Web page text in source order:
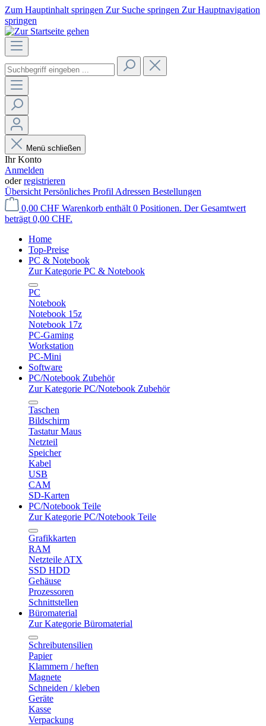
Zum Hauptinhalt springen Zur Suche springen Zur Hauptnavigation
springen
Menü schließen
Ihr Konto
Anmelden
oderregistrieren
Übersicht Persönliches Profil Adressen Bestellungen
0,00 CHF Warenkorb enthält 0 Positionen. Der Gesamtwert
beträgt 0,00 CHF.
Home
Top-Preise
PC & Notebook
Zur Kategorie PC & Notebook
PC
Notebook
Notebook 15z
Notebook 17z
PC-Gaming
Workstation
PC-Mini
Software
PC/Notebook Zubehör
Zur Kategorie PC/Notebook Zubehör
Taschen
Bildschirm
Tastatur Maus
Netzteil
Speicher
Kabel
USB
CAM
SD-Karten
PC/Notebook Teile
Zur Kategorie PC/Notebook Teile
Grafikkarten
RAM
Netzteile ATX
SSD HDD
Gehäuse
Prozessoren
Schnittstellen
Büromaterial
Zur Kategorie Büromaterial
Schreibutensilien
Papier
Klammern / heften
Magnete
Schneiden / kleben
Geräte
Kasse
Verpackung